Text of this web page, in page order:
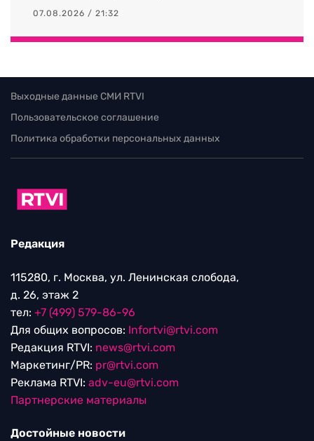
07.08.2026 / 21:32
Выходные данные СМИ RTVI
Пользовательское соглашение
Политика обработки персональных данных
Редакция
115280, г. Москва, ул. Ленинская слобода,
д. 26, этаж 2
тел: +7 (499) 579-86-96
Для общих вопросов: Infortvi@rtvi.com
Редакция RTVI: news@rtvi.com
Маркетинг/PR: pr@rtvi.com
Реклама RTVI: adv-eu@rtvi.com
Партнерские материалы
Достойные новости